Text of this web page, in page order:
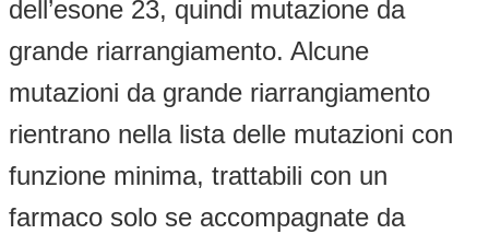
dell’esone 23, quindi mutazione da
grande riarrangiamento. Alcune
mutazioni da grande riarrangiamento
rientrano nella lista delle mutazioni con
funzione minima, trattabili con un
farmaco solo se accompagnate da